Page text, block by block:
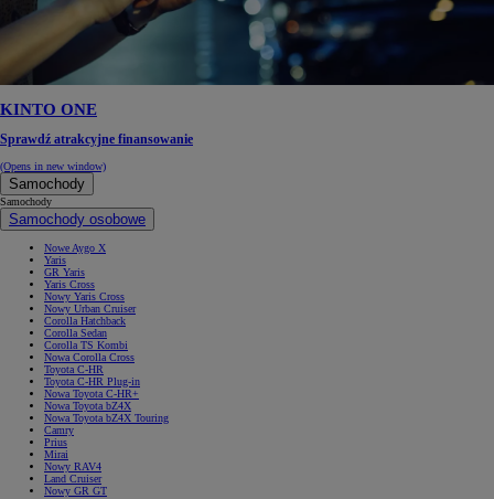
KINTO ONE
Sprawdź atrakcyjne finansowanie
(Opens in new window)
Samochody
Samochody
Samochody osobowe
Nowe Aygo X
Yaris
GR Yaris
Yaris Cross
Nowy Yaris Cross
Nowy Urban Cruiser
Corolla Hatchback
Corolla Sedan
Corolla TS Kombi
Nowa Corolla Cross
Toyota C-HR
Toyota C-HR Plug-in
Nowa Toyota C-HR+
Nowa Toyota bZ4X
Nowa Toyota bZ4X Touring
Camry
Prius
Mirai
Nowy RAV4
Land Cruiser
Nowy GR GT